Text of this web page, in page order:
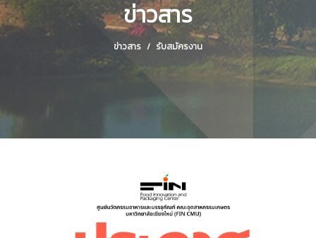
ข่าวสาร
ข่าวสาร รับสมัครงาน